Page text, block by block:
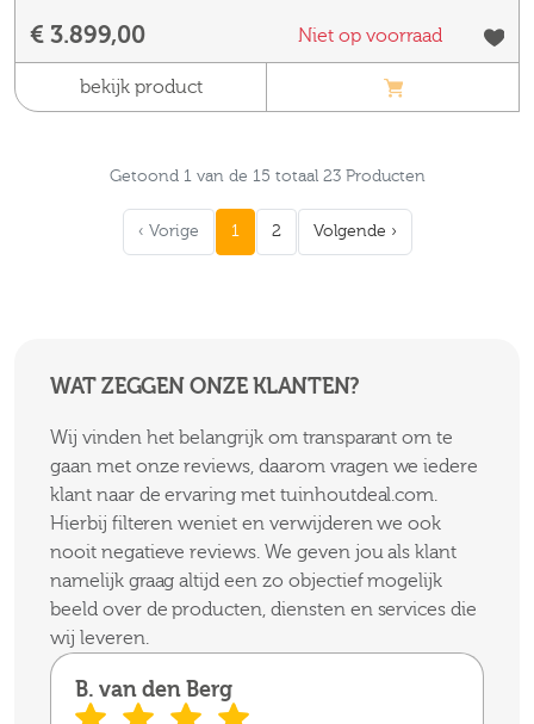
€ 3.899,00 Niet op voorraad
bekijk product
Getoond 1 van de 15 totaal 23 Producten
‹ Vorige 1 2 Volgende ›
WAT ZEGGEN ONZE KLANTEN?
Wij vinden het belangrijk om transparant om te
gaan met onze reviews, daarom vragen we iedere
klant naar de ervaring met tuinhoutdeal.com.
Hierbij filteren weniet en verwijderen we ook
nooit negatieve reviews. We geven jou als klant
namelijk graag altijd een zo objectief mogelijk
beeld over de producten, diensten en services die
wij leveren.
B. van den Berg